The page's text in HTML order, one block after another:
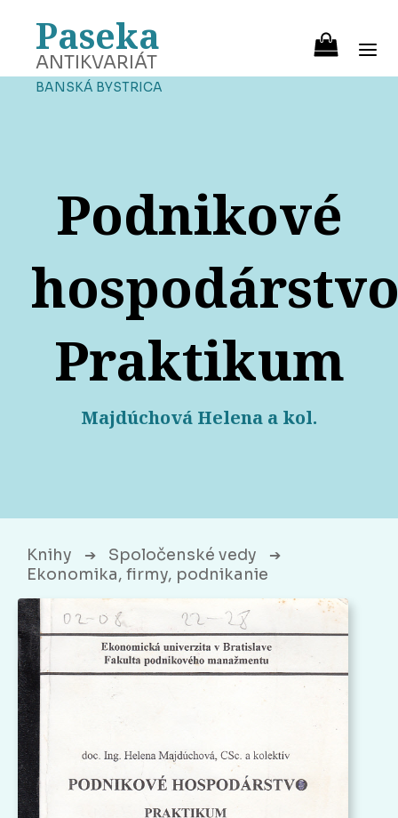
Paseka
ANTIKVARIÁT
BANSKÁ BYSTRICA
Podnikové
Praktikum
Majdúchová Helena a kol.
Knihy ➔ Spoločenské vedy ➔
Ekonomika, firmy, podnikanie